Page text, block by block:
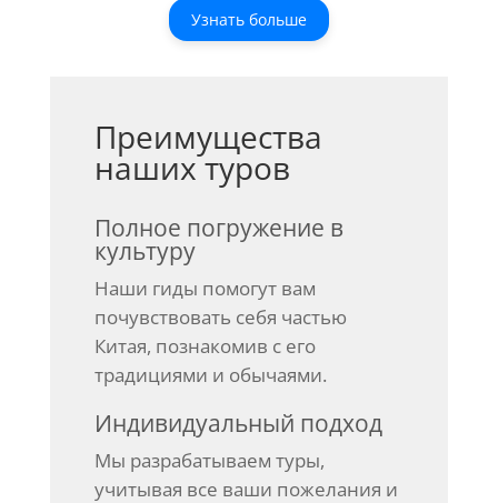
Узнать больше
Преимущества
наших туров
Полное погружение в
культуру
Наши гиды помогут вам
почувствовать себя частью
Китая, познакомив с его
традициями и обычаями.
Индивидуальный подход
Мы разрабатываем туры,
учитывая все ваши пожелания и